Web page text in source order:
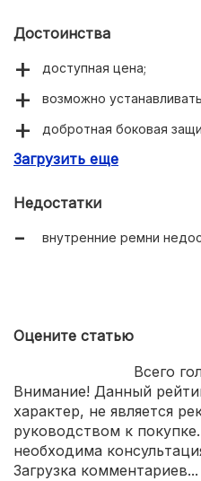
Достоинства
доступная цена;
возможно
добротная боковая
максимальная
Загрузить еще
Недостатки
внутренние ремни
Оцените статью
Всего
Внимание! Данный
характер, не является
руководством к
необходима
Загрузка комментариев...